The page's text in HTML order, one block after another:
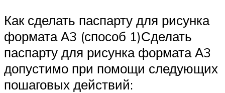
Как сделать паспарту для рисунка
формата А3 (способ 1)Сделать
паспарту для рисунка формата А3
допустимо при помощи следующих
пошаговых действий: